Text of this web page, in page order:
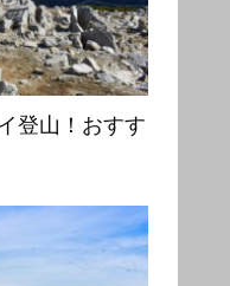
登山！おすす